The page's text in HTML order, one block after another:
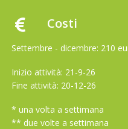
Costi
Settembre - dicembre: 210
Inizio attività: 21-9-26
Fine attività: 20-12-26
* una volta a settimana
** due volte a settimana